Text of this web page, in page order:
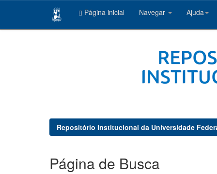
Página inicial Navegar Ajuda
Repositório Institucional da Universidade
Página de Busca